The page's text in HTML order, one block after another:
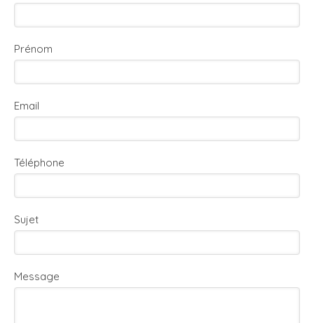
Prénom
Email
Téléphone
Sujet
Message